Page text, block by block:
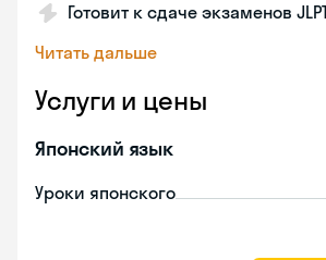
Готовит к сдаче экзаменов
Читать дальше
Услуги и цены
Японский язык
Уроки японского